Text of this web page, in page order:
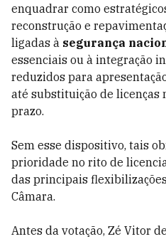
enquadrar como
reconstrução e
ligadas à segurança
essenciais ou à integração
reduzidos para
até substituição de licenças
prazo.
Sem esse dispositivo, tais
prioridade no rito de
das principais
Câmara.
Antes da votação, Zé Vitor